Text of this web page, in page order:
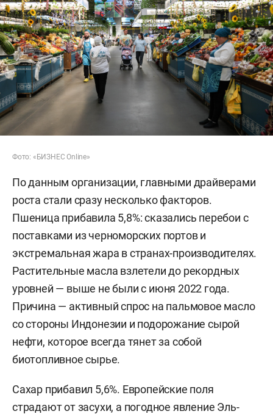
Фото: «БИЗНЕС Online»
По данным организации, главными драйверами
роста стали сразу несколько факторов.
Пшеница прибавила 5,8%: сказались перебои с
поставками из черноморских портов и
экстремальная жара в странах-производителях.
Растительные масла взлетели до рекордных
уровней — выше не были с июня 2022 года.
Причина — активный спрос на пальмовое масло
со стороны Индонезии и подорожание сырой
нефти, которое всегда тянет за собой
биотопливное сырье.
Сахар прибавил 5,6%. Европейские поля
страдают от засухи, а погодное явление Эль-